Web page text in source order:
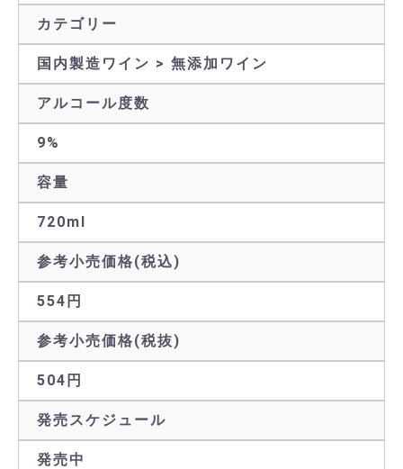
カテゴリー
国内製造ワイン > 無添加ワイン
アルコール度数
9%
容量
720ml
参考小売価格(税込)
554円
参考小売価格(税抜)
504円
発売スケジュール
発売中